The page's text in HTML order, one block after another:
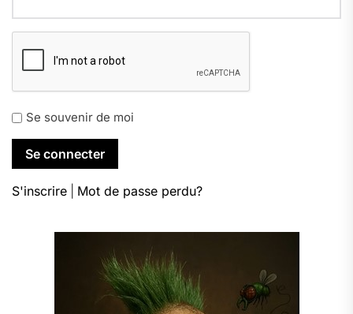
Se souvenir de moi
S'inscrire Mot de passe perdu?